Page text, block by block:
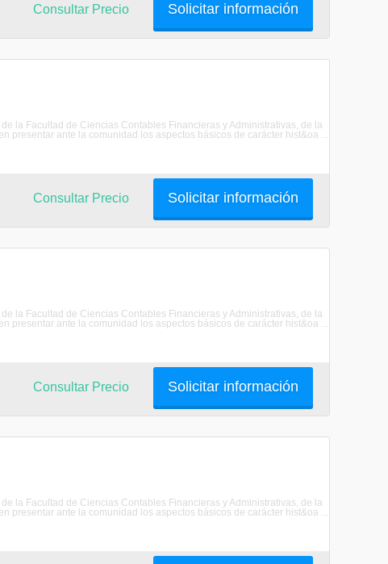
Solicitar información
Consultar Precio
la Facultad de Ciencias Contables Financieras y Administrativas, de la
presentar ante la comunidad los aspectos básicos de carácter hist&oa ...
Solicitar información
Consultar Precio
la Facultad de Ciencias Contables Financieras y Administrativas, de la
presentar ante la comunidad los aspectos básicos de carácter hist&oa ...
Solicitar información
Consultar Precio
la Facultad de Ciencias Contables Financieras y Administrativas, de la
presentar ante la comunidad los aspectos básicos de carácter hist&oa ...